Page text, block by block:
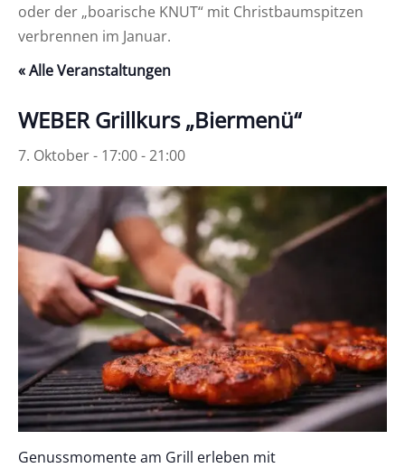
oder der „boarische KNUT“ mit Christbaumspitzen
verbrennen im Januar.
« Alle Veranstaltungen
WEBER Grillkurs „Biermenü“
7. Oktober - 17:00-21:00
Genussmomente am Grill erleben mit